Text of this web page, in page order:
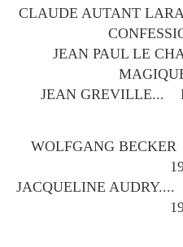
CLAUDE AUTANT
JEAN PAUL LE
JEAN GREVILLE...
WOLFGANG
JACQUELINE